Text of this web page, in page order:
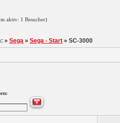
aktiv: 1 Besucher)
» Sega » Sega - Start » SC-3000